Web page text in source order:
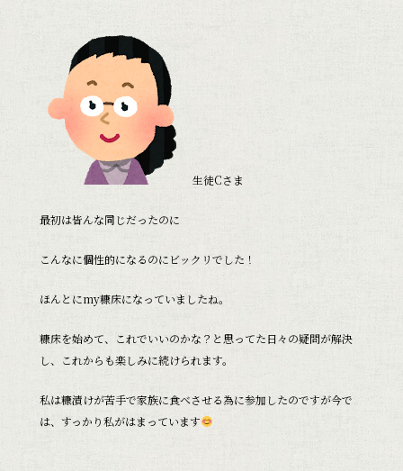
生徒Cさま
最初は皆んな同じだったのに
こんなに個性的になるのにビックリでした！
ほんとにmy糠床になっていましたね。
糠床を始めて、これでいいのかな？と思ってた日々の疑問が解決
し、これからも楽しみに続けられます。
私は糠漬けが苦手で家族に食べさせる為に参加したのですが今で
は、すっかり私がはまっています